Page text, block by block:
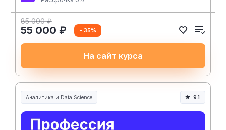
85 000 ₽
55 000 ₽ - 35%
На сайт курса
Аналитика и Data Science 9.1